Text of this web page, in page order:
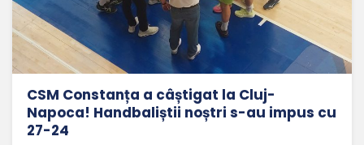
CSM Constanța a câștigat la Cluj-
Napoca! Handbaliștii noștri s-au impus cu
27-24